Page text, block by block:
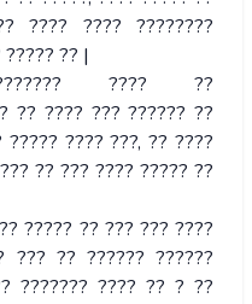
???? ???? ????????
?? |
???? ??
?? ???? ??? ?????? ??
???? ???, ?? ????
?? ??? ???? ????? ??
????? ?? ??? ??? ????
??? ?? ?????? ??????
??????? ???? ?? ? ??